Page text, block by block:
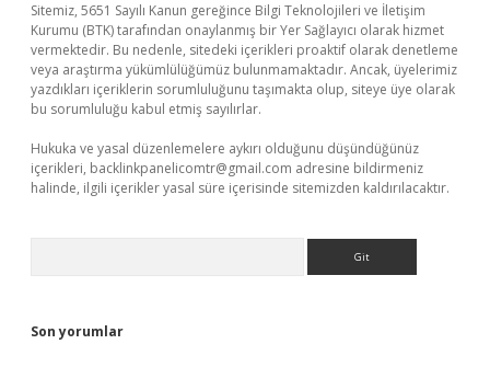
Sitemiz, 5651 Sayılı Kanun gereğince Bilgi Teknolojileri ve İletişim
Kurumu (BTK) tarafından onaylanmış bir Yer Sağlayıcı olarak hizmet
vermektedir. Bu nedenle, sitedeki içerikleri proaktif olarak denetleme
veya araştırma yükümlülüğümüz bulunmamaktadır. Ancak, üyelerimiz
yazdıkları içeriklerin sorumluluğunu taşımakta olup, siteye üye olarak
bu sorumluluğu kabul etmiş sayılırlar.
Hukuka ve yasal düzenlemelere aykırı olduğunu düşündüğünüz
içerikleri, backlinkpanelicomtr@gmail.com adresine bildirmeniz
halinde, ilgili içerikler yasal süre içerisinde sitemizden kaldırılacaktır.
Son yorumlar